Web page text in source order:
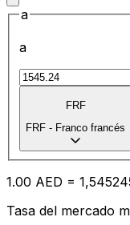
a
a
FRF
FRF - Franco francés
1.00 AED = 1,
Tasa del mercado